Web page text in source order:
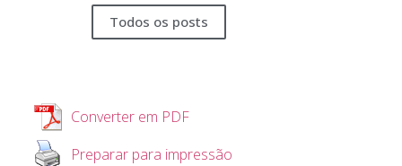
Todos os posts
Converter em PDF
Preparar para impressão